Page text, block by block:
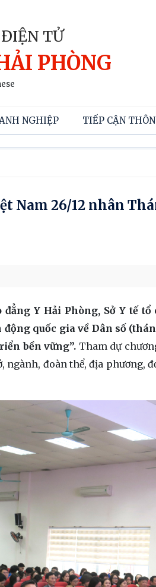
TỬ
PHÒNG
NGHIỆP TIẾP CẬN
Nam 26/12 nhân
đẳng Y Hải Phòng, Sở Y tế
quốc gia về Dân số
bền vững”. Tham dự
ngành, đoàn thể, địa phương,